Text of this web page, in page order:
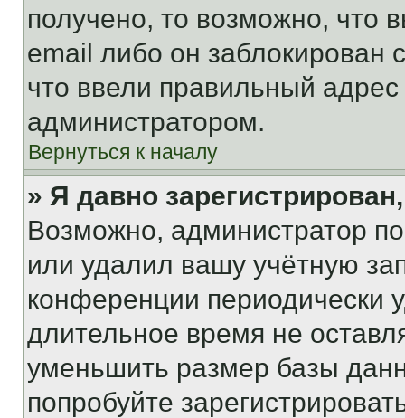
получено, то возможно, что
email либо он
что ввели правильный адрес
администратором.
Вернуться к началу
» Я давно
Возможно, администратор
или удалил вашу учётную
конференции периодически
длительное время не
уменьшить размер базы
попробуйте